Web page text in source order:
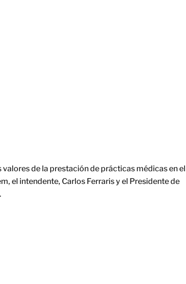
de la prestación de prácticas médicas en el
el intendente, Carlos Ferraris y el Presidente de